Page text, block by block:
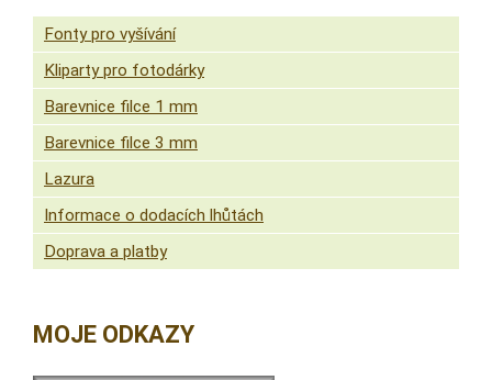
Fonty pro vyšívání
Kliparty pro fotodárky
Barevnice filce 1 mm
Barevnice filce 3 mm
Lazura
Informace o dodacích lhůtách
Doprava a platby
MOJE ODKAZY